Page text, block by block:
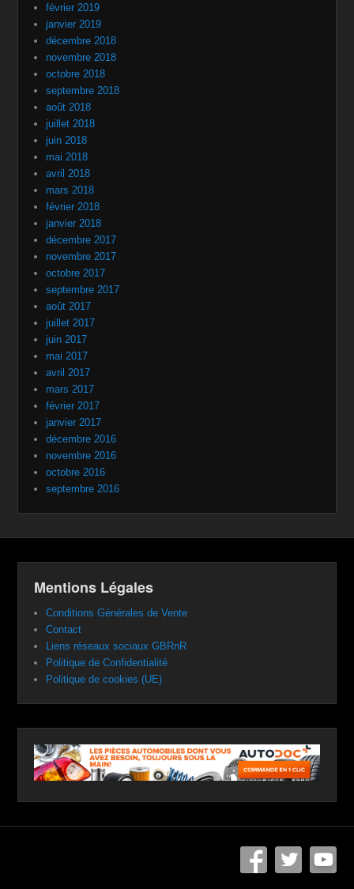
février 2019
janvier 2019
décembre 2018
novembre 2018
octobre 2018
septembre 2018
août 2018
juillet 2018
juin 2018
mai 2018
avril 2018
mars 2018
février 2018
janvier 2018
décembre 2017
novembre 2017
octobre 2017
septembre 2017
août 2017
juillet 2017
juin 2017
mai 2017
avril 2017
mars 2017
février 2017
janvier 2017
décembre 2016
novembre 2016
octobre 2016
septembre 2016
Mentions Légales
Conditions Générales de Vente
Contact
Liens réseaux sociaux GBRnR
Politique de Confidentialité
Politique de cookies (UE)